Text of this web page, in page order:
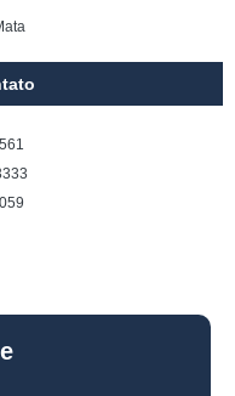
Salvador
Filho
Guaiúba